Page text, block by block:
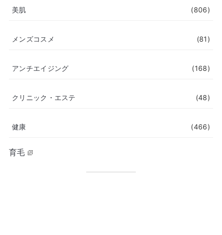
美肌 (806)
メンズコスメ (81)
アンチエイジング (168)
クリニック・エステ (48)
健康 (466)
育毛